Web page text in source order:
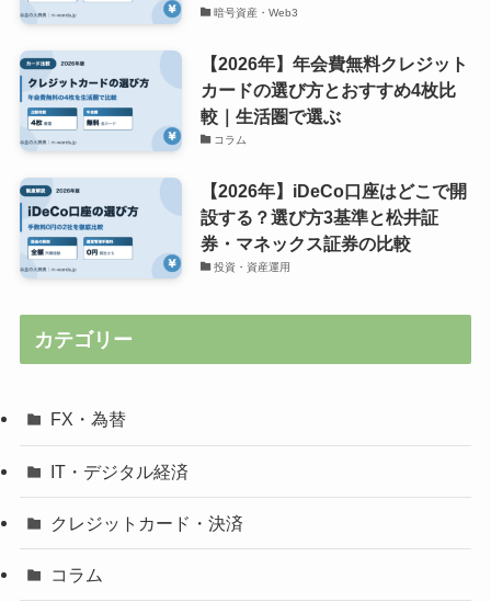
暗号資産・Web3
【2026年】年会費無料クレジット
カードの選び方とおすすめ4枚比
較｜生活圏で選ぶ
コラム
【2026年】iDeCo口座はどこで開
設する？選び方3基準と松井証
券・マネックス証券の比較
投資・資産運用
カテゴリー
FX・為替
IT・デジタル経済
クレジットカード・決済
コラム